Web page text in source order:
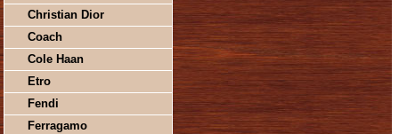
Christian Dior
Coach
Cole Haan
Etro
Fendi
Ferragamo